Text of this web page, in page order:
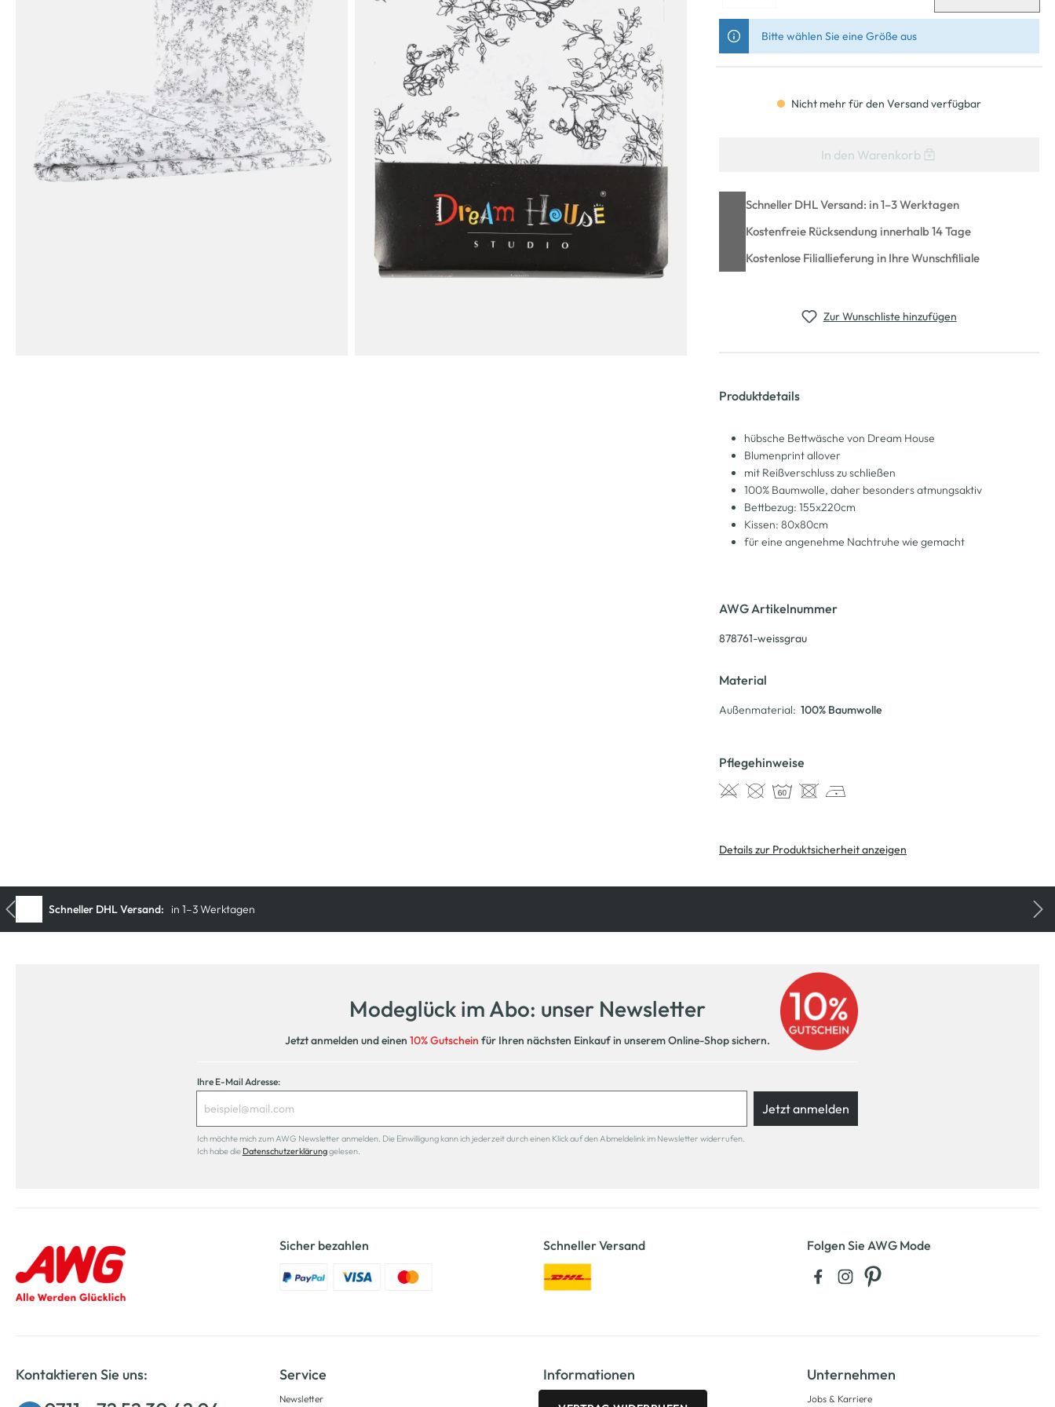
Bitte wählen Sie eine Größe aus
Nicht mehr für den Versand verfügbar
In den Warenkorb
Schneller DHL Versand: in 1–3 Werktagen
Kostenfreie Rücksendung innerhalb 14 Tage
Kostenlose Filiallieferung in Ihre Wunschfiliale
Zur Wunschliste hinzufügen
Produktdetails
hübsche Bettwäsche von Dream House
Blumenprint allover
mit Reißverschluss zu schließen
100% Baumwolle, daher besonders atmungsaktiv
Bettbezug: 155x220cm
Kissen: 80x80cm
für eine angenehme Nachtruhe wie gemacht
AWG Artikelnummer
878761-weissgrau
Material
Außenmaterial: 100% Baumwolle
Pflegehinweise
Details zur Produktsicherheit anzeigen
Modeglück im Abo: unser Newsletter
Jetzt anmelden und einen 10% Gutschein für Ihren nächsten Einkauf in unserem Online-Shop sichern.
Ihre E-Mail Adresse:
Jetzt anmelden
Ich möchte mich zum AWG Newsletter anmelden. Die Einwilligung kann ich jederzeit durch einen Klick auf den Abmeldelink im Newsletter widerrufen.
Ich habe die Datenschutzerklärunggelesen.
Sicher bezahlen Schneller Versand Folgen Sie AWG Mode
Kontaktieren Sie uns: Service
Newsletter
Informationen Unternehmen
Jobs & Karriere